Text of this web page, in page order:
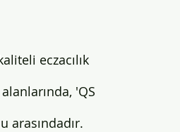
eczacılık
a, 'QS
arasındadır.